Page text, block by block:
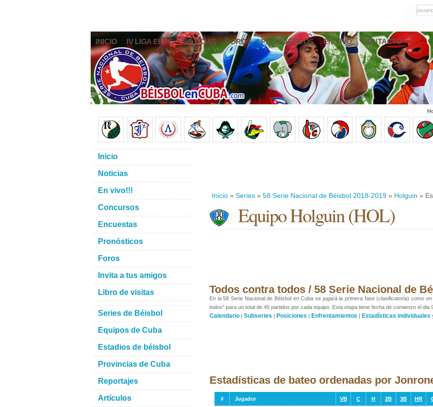
INICIO IV LIGA ELITE NOTICIAS FOROS PRONÓSTICOS EN VIVO CONTACTO
Inicio » Series » 58 Serie Nacional de Béisbol 2018-2019 » Holguin »
Equipo Holguin (HOL)
Todos contra todos / 58 Serie Nacional de
En la 58 Serie Nacional de Béisbol en Cuba se jugará la primera fase (clasificatoria) como
todos” para un total de 45 partidos por cada equipo. Esta etapa tiene fecha de comienzo el dia
Calendario | Subseries | Posiciones | Enfrentamientos | Estadísticas individuales
Estadísticas de bateo ordenadas por
# Jugador VB C H 2B 3B HR
Inicio
Noticias
En vivo!!!
Concursos
Encuestas
Pronósticos
Foros
Invita a tus amigos
Libro de visitas
Series de Béisbol
Equipos de Cuba
Estadios de béisbol
Provincias de Cuba
Reportajes
Artículos